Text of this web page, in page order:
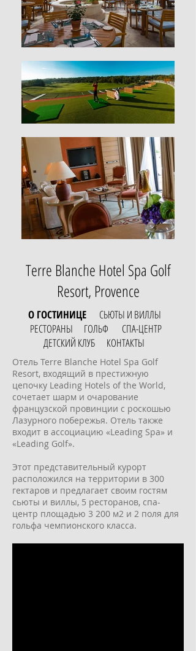
Terre Blanche Hotel Spa Golf
Resort, Provence
О ГОСТИНИЦЕ
СЬЮТЫ И ВИЛЛЫ
РЕСТОРАНЫ
ГОЛЬФ
СПА-ЦЕНТР
ДЕТСКИЙ КЛУБ
КОНТАКТЫ
Отель Terre Blanche Hotel Spa Golf
Resort, входящий в престижную
цепочку Leading Hotels of the World,
сочетает шарм и очарование
французской провинции с роскошью
Лазурного побережья. Отель также
входит в ассоциацию «Leading Spa» и
«Leading Golf».
Этот представительный курорт
расположился на территории в 300
гектаров и предлагает своим гостям
сьюты и виллы, 5 ресторанов, спа-
центр площадью 3 200 м2 и 2 поля для
гольфа чемпионского класса.